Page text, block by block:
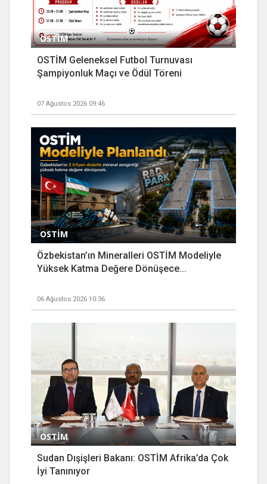
OSTİM
OSTİM Geleneksel Futbol Turnuvası
Şampiyonluk Maçı ve Ödül Töreni
07 Ağustos 2026 09:46
OSTİM
Özbekistan’ın Mineralleri OSTİM Modeliyle
Yüksek Katma Değere Dönüşece...
06 Ağustos 2026 10:36
OSTİM
Sudan Dışişleri Bakanı: OSTİM Afrika’da Çok
İyi Tanınıyor